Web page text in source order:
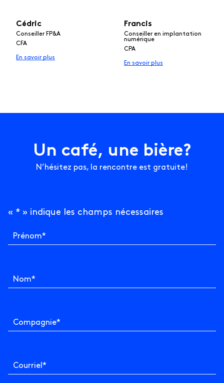
Cédric
Conseiller FP&A
CFA
En savoir plus
Francis
Conseiller en implantation
numérique
CPA
En savoir plus
Un café, une bière?
N’hésitez pas, la rencontre est gratuite!
« * » indique les champs nécessaires
Prénom*
Nom*
Compagnie*
Courriel *